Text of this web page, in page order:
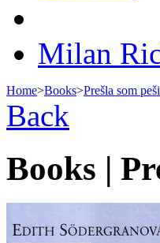
Milan
Home>Books>Prešla som
Back
Books |